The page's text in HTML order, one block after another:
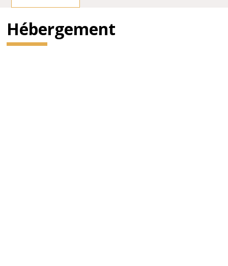
L'empereur François-Joseph d'Autriche-Hongrie confie
à Miklós Ybl, un des architectes hongrois le plus coté
Hébergement